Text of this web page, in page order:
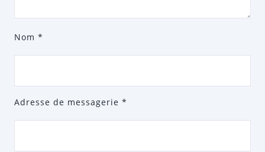
Nom *
Adresse de messagerie *